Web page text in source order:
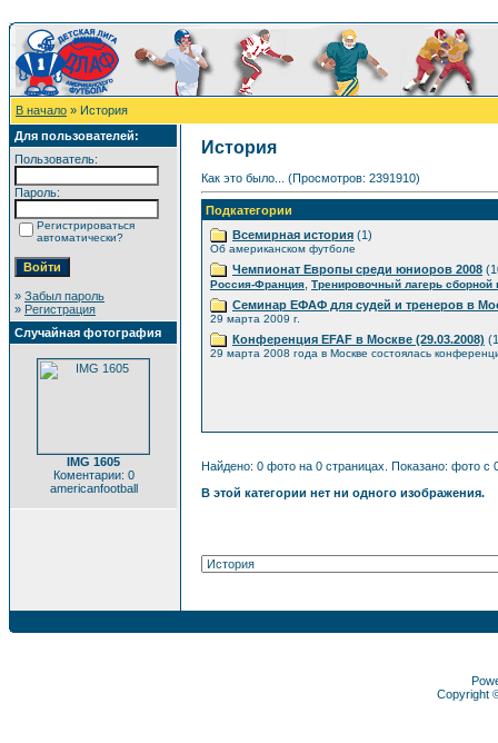
В начало » История
Для пользователей:
Пользователь:
Пароль:
Регистрироваться
автоматически?
» Забыл пароль
» Регистрация
Случайная фотография
IMG 1605
Коментарии: 0
americanfootball
История
Как это было... (Просмотров: 2391910)
Подкатегории
Всемирная история (1)
Об американском футболе
Чемпионат Европы среди юниоров 2008
Россия-Франция Тренировочный лагерь сборной
Семинар ЕФАФ для судей и тренеров в
29 марта 2009 г.
Конференция EFAF в Москве (29.03.2008)
29 марта 2008 года в Москве состоялась
Найдено: 0 фото на 0 страницах. Показано: фото с
В этой категории нет ни одного изображения.
Copyright